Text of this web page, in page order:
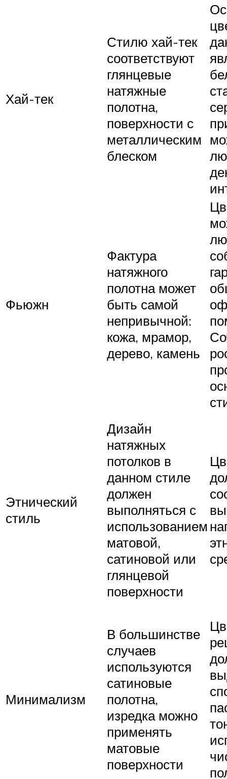
Хай-тек
Стилю хай-тек
соответствуют
глянцевые
натяжные
полотна,
поверхности с
металлическим
блеском
Фьюжн
Фактура
натяжного
полотна может
быть самой
непривычной:
кожа, мрамор,
дерево, камень
Этнический
стиль
Дизайн
натяжных
потолков в
данном стиле
должен
выполняться с
использованием
матовой,
сатиновой или
глянцевой
поверхности
Минимализм
В большинстве
случаев
используются
сатиновые
полотна,
изредка можно
применять
матовые
поверхности